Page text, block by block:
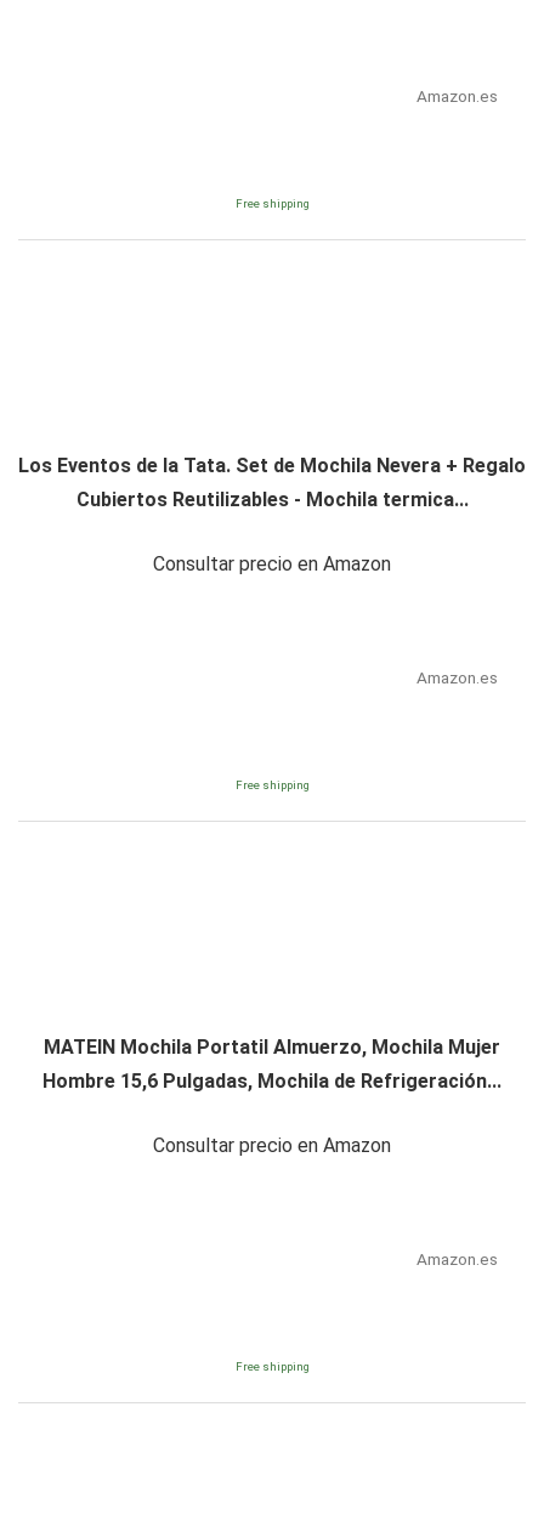
Amazon.es
Free shipping
Los Eventos de la Tata. Set de Mochila Nevera + Regalo
Cubiertos Reutilizables - Mochila termica...
Consultar precio en Amazon
Amazon.es
Free shipping
MATEIN Mochila Portatil Almuerzo, Mochila Mujer
Hombre 15,6 Pulgadas, Mochila de Refrigeración...
Consultar precio en Amazon
Amazon.es
Free shipping